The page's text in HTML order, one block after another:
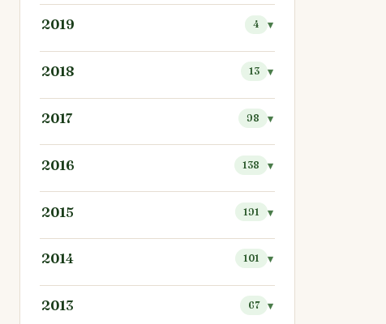
2019 4
2018 13
2017 98
2016 138
2015 191
2014 101
2013 67